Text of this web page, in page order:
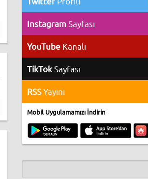
Instagram Sayfası
YouTube Kanalı
TikTokSayfası
RSSYayını
Mobil Uygulamamızı İndirin